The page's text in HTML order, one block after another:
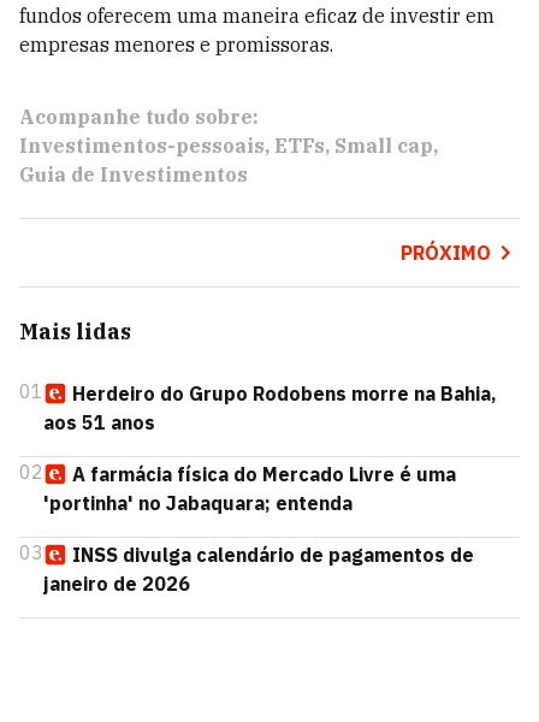
fundos oferecem uma maneira eficaz de investir em
empresas menores e promissoras.
Acompanhe tudo sobre:
Investimentos-pessoais ETFs Small cap
Guia de Investimentos
PRÓXIMO
Mais lidas
01
Herdeiro do Grupo Rodobens morre na Bahia,
aos 51 anos
02
A farmácia física do Mercado Livre é uma
'portinha' no Jabaquara; entenda
03
INSS divulga calendário de pagamentos de
janeiro de 2026